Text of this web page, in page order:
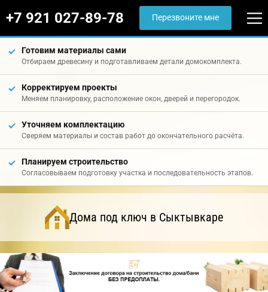
+7 921 027-89-78 Перезвоните мне
Готовим материалы сами
Отбираем древесину и подготавливаем детали домокомплекта.
Корректируем проекты
Меняем планировку, расположение окон, дверей и перегородок.
Уточняем комплектацию
Сверяем материалы и состав работ до окончательного расчёта.
Планируем строительство
Согласовываем подготовку участка и последовательность этапов.
Дома под ключ в Сыктывкаре